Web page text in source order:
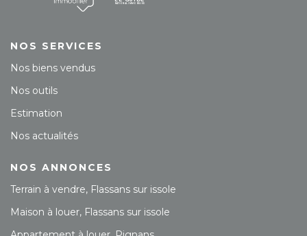
NOS SERVICES
Nos biens vendus
Nos outils
Estimation
Nos actualités
NOS ANNONCES
Terrain à vendre, Flassans sur issole
Maison à louer, Flassans sur issole